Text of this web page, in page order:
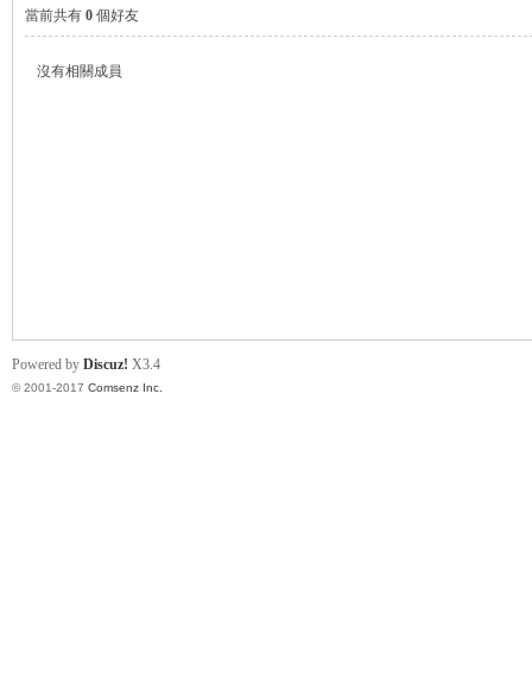
當前共有 0 個好友
沒有相關成員
Powered by Discuz! X3.4
© 2001-2017 Comsenz Inc.